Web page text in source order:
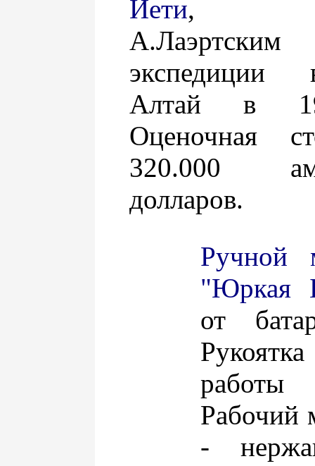
Йети,
Алтай в
Оценочная
320.000
долларов.
Ручной
"Юркая
от
Рабочий
-